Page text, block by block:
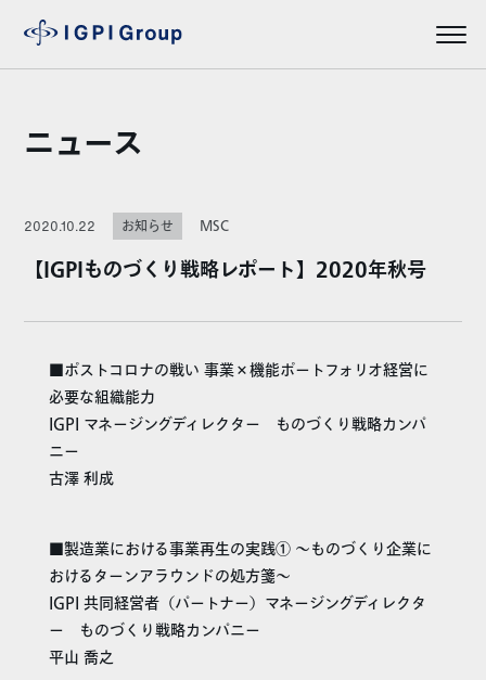
ニュース
2020.10.22 お知らせ MSC
【IGPIものづくり戦略レポート】2020年秋号
■ポストコロナの戦い 事業×機能ポートフォリオ経営に
必要な組織能力
IGPI マネージングディレクター ものづくり戦略カンパ
ニー
古澤 利成
■製造業における事業再生の実践① ～ものづくり企業に
おけるターンアラウンドの処方箋～
IGPI 共同経営者（パートナー）マネージングディレクタ
ー ものづくり戦略カンパニー
平山 喬之